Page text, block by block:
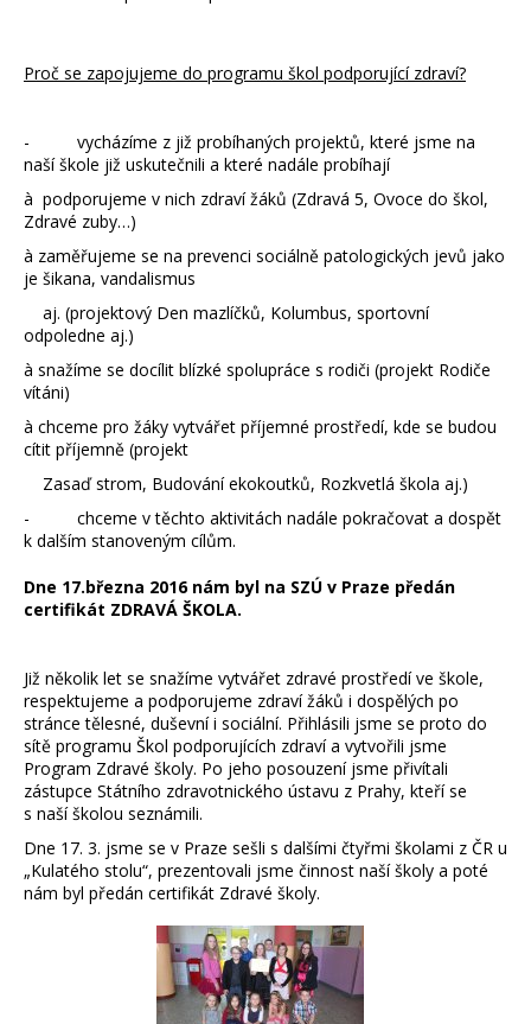
Proč se zapojujeme do programu škol podporující zdraví?
- vycházíme z již probíhaných projektů, které jsme na
naší škole již uskutečnili a které nadále probíhají
à podporujeme v nich zdraví žáků (Zdravá 5, Ovoce do škol,
Zdravé zuby…)
à zaměřujeme se na prevenci sociálně patologických jevů jako
je šikana, vandalismus
aj. (projektový Den mazlíčků, Kolumbus, sportovní
odpoledne aj.)
à snažíme se docílit blízké spolupráce s rodiči (projekt Rodiče
vítáni)
à chceme pro žáky vytvářet příjemné prostředí, kde se budou
cítit příjemně (projekt
Zasaď strom, Budování ekokoutků, Rozkvetlá škola aj.)
- chceme v těchto aktivitách nadále pokračovat a dospět
k dalším stanoveným cílům.
Dne 17.března 2016 nám byl na SZÚ v Praze předán
certifikát ZDRAVÁ ŠKOLA.
Již několik let se snažíme vytvářet zdravé prostředí ve škole,
respektujeme a podporujeme zdraví žáků i dospělých po
stránce tělesné, duševní i sociální. Přihlásili jsme se proto do
sítě programu Škol podporujících zdraví a vytvořili jsme
Program Zdravé školy. Po jeho posouzení jsme přivítali
zástupce Státního zdravotnického ústavu z Prahy, kteří se
s naší školou seznámili.
Dne 17. 3. jsme se v Praze sešli s dalšími čtyřmi školami z ČR u
„Kulatého stolu“, prezentovali jsme činnost naší školy a poté
nám byl předán certifikát Zdravé školy.